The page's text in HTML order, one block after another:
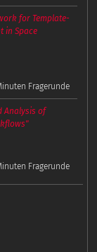
for Template-
in Space
Fragerunde
Analysis of
Fragerunde